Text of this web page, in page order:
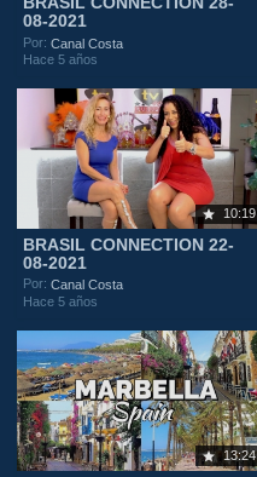
08-2021
Por:Canal Costa
Hace 5 años
10:19
BRASIL CONNECTION 22-
08-2021
Por:Canal Costa
Hace 5 años
13:24